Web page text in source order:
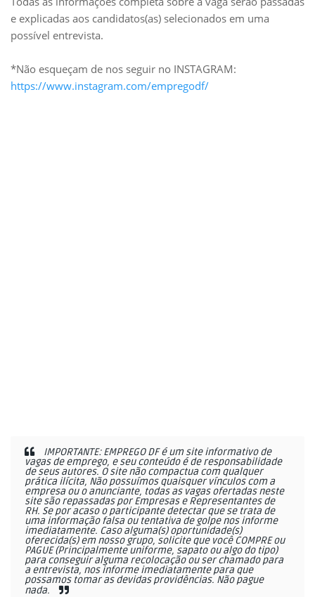
e explicadas aos candidatos(as) selecionados em uma
possível entrevista.
*Não esqueçam de nos seguir no INSTAGRAM:
https://www.instagram.com/empregodf/
IMPORTANTE: EMPREGO DF é um site informativo de
vagas de emprego, e seu conteúdo é de responsabilidade
de seus autores. O site não compactua com qualquer
prática ilícita, Não possuímos quaisquer vínculos com a
empresa ou o anunciante, todas as vagas ofertadas neste
site são repassadas por Empresas e Representantes de
RH. Se por acaso o participante detectar que se trata de
uma informação falsa ou tentativa de golpe nos informe
imediatamente. Caso alguma(s) oportunidade(s)
oferecida(s) em nosso grupo, solicite que você COMPRE ou
PAGUE (Principalmente uniforme, sapato ou algo do tipo)
para conseguir alguma recolocação ou ser chamado para
a entrevista, nos informe imediatamente para que
possamos tomar as devidas providências. Não pague
nada.